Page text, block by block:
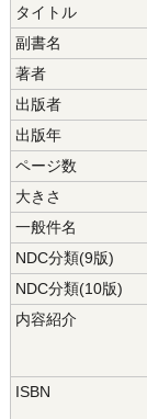
タイトル
副書名
著者
出版者
出版年
ページ数
大きさ
一般件名
NDC分類(9版)
NDC分類(10版)
内容紹介
ISBN